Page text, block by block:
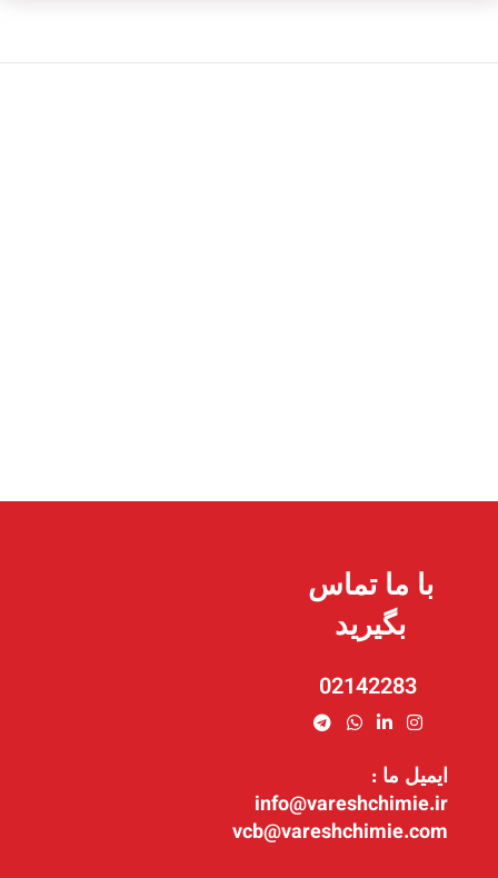
با ما تماس
بگیرید
02142283
ایمیل ما :
info@vareshchimie.ir
vcb@vareshchimie.com